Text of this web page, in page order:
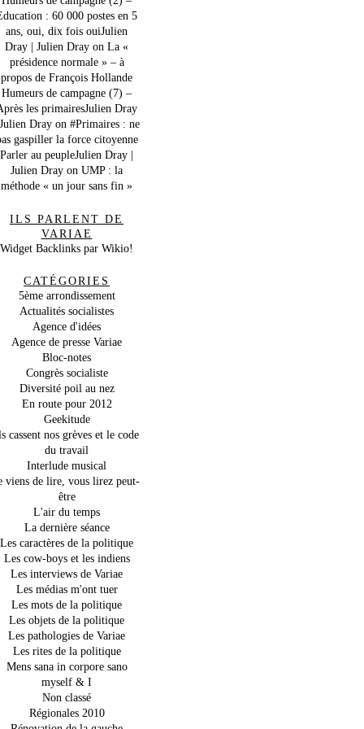
: 60 000 postes en 5
ans, oui, dix fois ouiJulien
Dray | Julien Dray on La «
présidence normale » – à
propos de François Hollande
Humeurs de campagne (7) –
les primairesJulien Dray
Dray on #Primaires : ne
gaspiller la force citoyenne
Parler au peupleJulien Dray |
Julien Dray on UMP : la
méthode « un jour sans fin »
ILS PARLENT DE
VARIAE
Widget Backlinks par Wikio!
CATÉGORIES
5ème arrondissement
Actualités socialistes
Agence d'idées
Agence de presse Variae
Bloc-notes
Congrès socialiste
Diversité poil au nez
En route pour 2012
Geekitude
cassent nos grèves et le code
du travail
Interlude musical
viens de lire, vous lirez peut-
être
L'air du temps
La dernière séance
Les caractères de la politique
Les cow-boys et les indiens
Les interviews de Variae
Les médias m'ont tuer
Les mots de la politique
Les objets de la politique
Les pathologies de Variae
Les rites de la politique
Mens sana in corpore sano
myself & I
Non classé
Régionales 2010